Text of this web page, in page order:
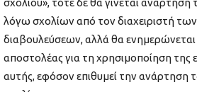
σχολίου», τότε δε θα γίνεται ανάρτηση
λόγω σχολίων από τον διαχειριστή των
διαβουλεύσεων, αλλά θα ενημερώνεται
αποστολέας για τη χρησιμοποίηση της
αυτής, εφόσον επιθυμεί την ανάρτηση